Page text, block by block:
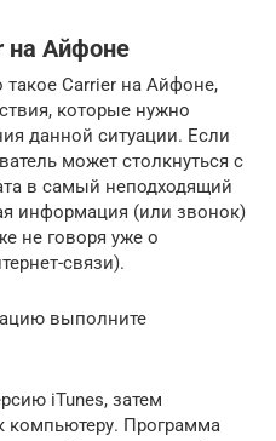
на Aйфоне
такое Carrier на Aйфоне,
которые нужно
данной ситуации. Если
может столкнуться с
в самый неподходящий
информация (или звонок)
не говоря уже о
связи).
выполните
iTunes, затем
компьютеру. Программа